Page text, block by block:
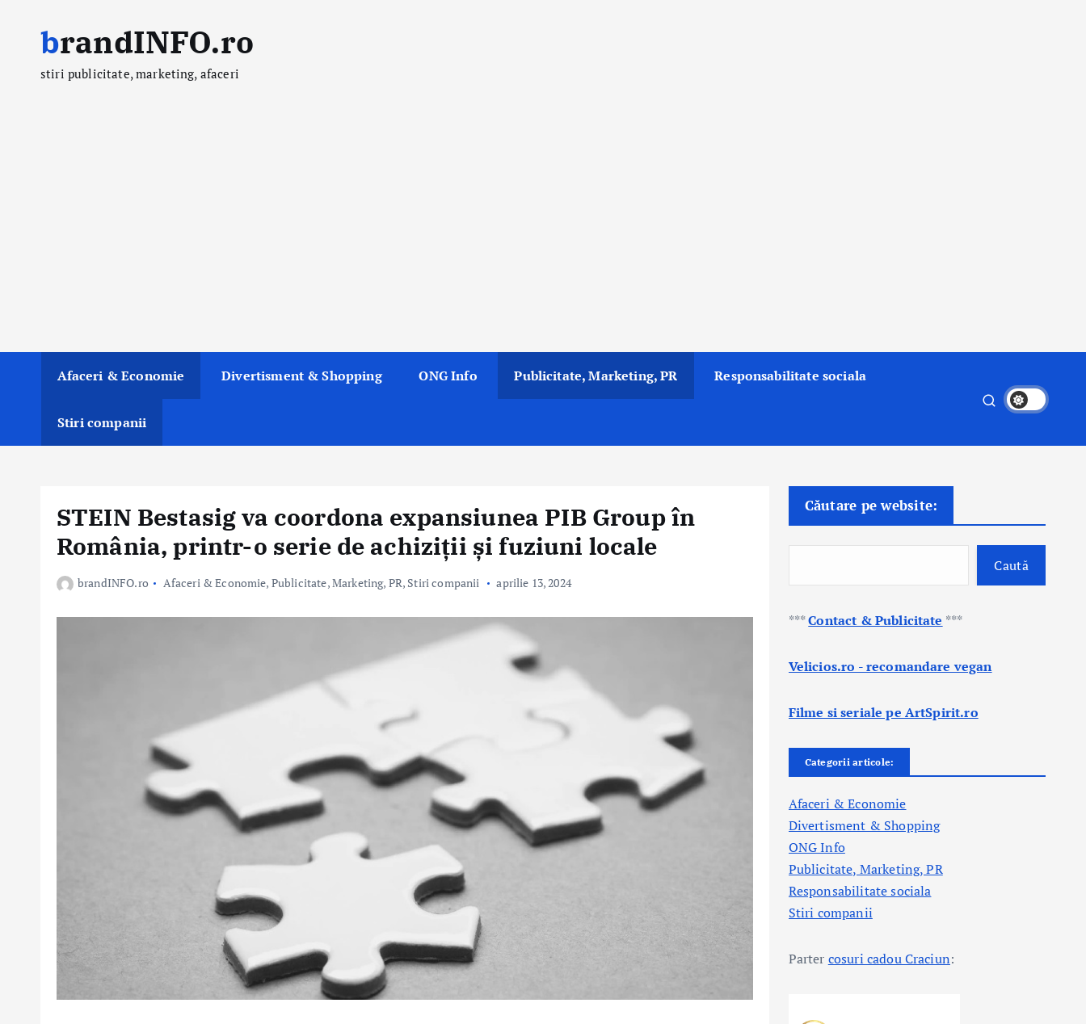
brandINFO.ro
stiri publicitate, marketing, afaceri
Afaceri & Economie Divertisment & Shopping ONG Info Publicitate, Marketing, PR Responsabilitate sociala
Stiri companii
STEIN Bestasig va coordona expansiunea PIB Group în
România, printr-o serie de achiziții și fuziuni locale
brandINFO.ro Afaceri & Economie, Publicitate, Marketing, PR, Stiri companii aprilie 13, 2024
Căutare pe website:
Caută
***Contact & Publicitate ***
Velicios.ro - recomandare vegan
Filme si seriale pe ArtSpirit.ro
Categorii articole:
Afaceri & Economie
Divertisment & Shopping
ONG Info
Publicitate, Marketing, PR
Responsabilitate sociala
Stiri companii
Parter cosuri cadou Craciun: